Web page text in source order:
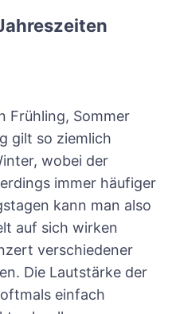
Frühling, Sommer
gilt so ziemlich
wobei der
immer häufiger
kann man also
auf sich wirken
verschiedener
Die Lautstärke der
einfach